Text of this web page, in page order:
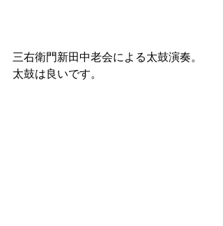
三右衛門新田中老会による太鼓演奏。
太鼓は良いです。